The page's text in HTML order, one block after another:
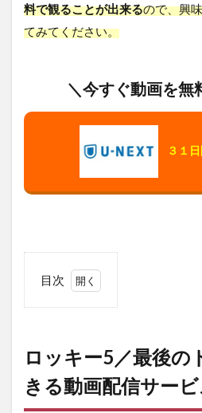
料で観ることが出来るので、興
てみてください。
＼今すぐ動画を無
３１
目次
ー5
／
最
後
ロッキー5／最後の
きる動画配信サー